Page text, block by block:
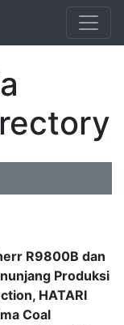
R9800B dan
Produksi
HATARI
Coal